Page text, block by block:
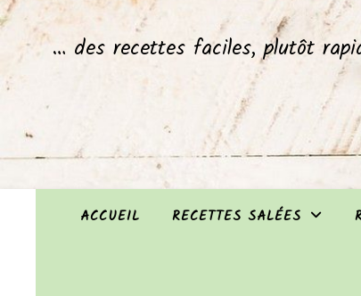
… des recettes faciles, plutôt
ACCUEIL RECETTES SALÉES